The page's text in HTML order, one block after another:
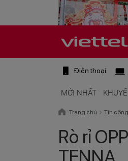
Điện thoại
MỚI NHẤT
Trang chủ Tin
Rò rỉ